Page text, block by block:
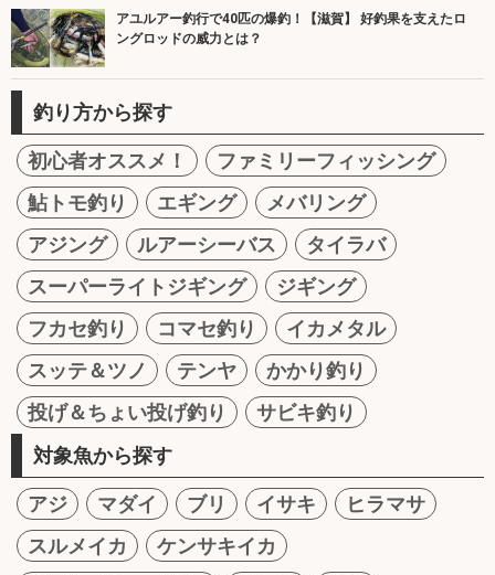
アユルアー釣行で40匹の爆釣！【滋賀】 好釣果を支えたロ
ングロッドの威力とは？
釣り方から探す
初心者オススメ！
ファミリーフィッシング
鮎トモ釣り
エギング
メバリング
アジング
ルアーシーバス
タイラバ
スーパーライトジギング
ジギング
フカセ釣り
コマセ釣り
イカメタル
スッテ＆ツノ
テンヤ
かかり釣り
投げ＆ちょい投げ釣り
サビキ釣り
対象魚から探す
アジ マダイ ブリ イサキ
ヒラマサ
スルメイカ
ケンサキイカ